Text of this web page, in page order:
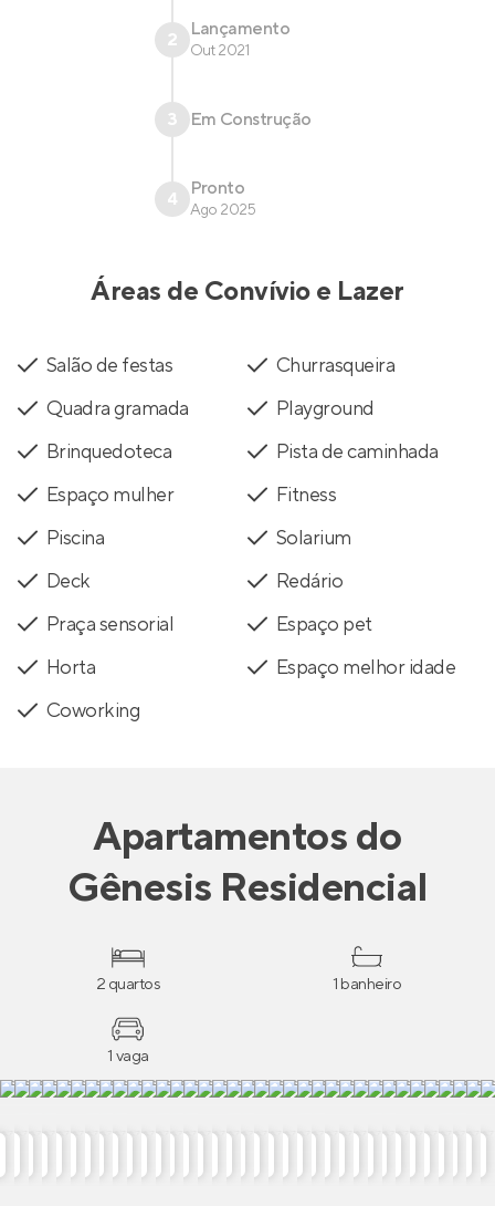
2 Lançamento
Out 2021
3 Em Construção
4 Pronto
Ago 2025
Áreas de Convívio e Lazer
Salão de festas
Churrasqueira
Quadra gramada
Playground
Brinquedoteca
Pista de caminhada
Espaço mulher
Fitness
Piscina
Solarium
Deck
Redário
Praça sensorial
Espaço pet
Horta
Espaço melhor idade
Coworking
Apartamentosdo
Gênesis Residencial
2 quartos 1 banheiro
1 vaga